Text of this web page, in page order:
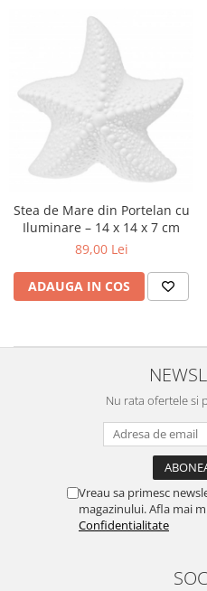
Stea de Mare din Portelan cu
Iluminare – 14 x 14 x 7 cm
89,00 Lei
ADAUGA IN COS
Nu rata ofertele si
Vreau sa primesc
magazinului. Afla mai
Confidentialitate